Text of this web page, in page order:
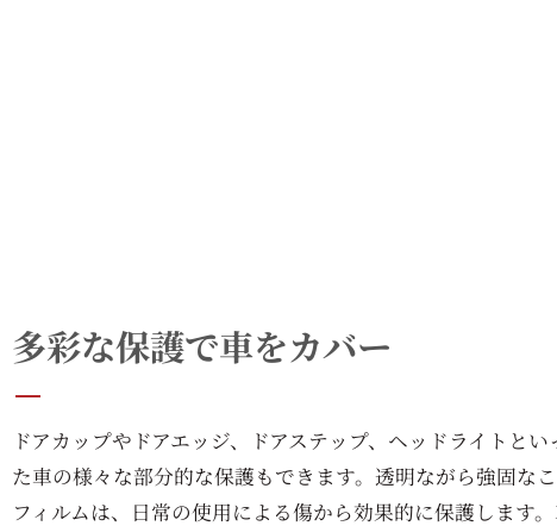
多彩な保護で車をカバー
ドアカップやドアエッジ、ドアステップ、ヘッドライトとい
た車の様々な部分的な保護もできます。透明ながら強固な
フィルムは、日常の使用による傷から効果的に保護します